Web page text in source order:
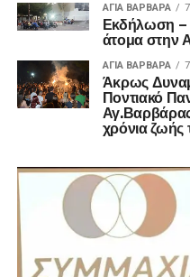
ΑΓΙΑ ΒΑΡΒΑΡΑ
Εκδήλωση –
άτομα στην
ΑΓΙΑ ΒΑΡΒΑΡΑ
Άκρως
Ποντιακό
χρόνια ζωής